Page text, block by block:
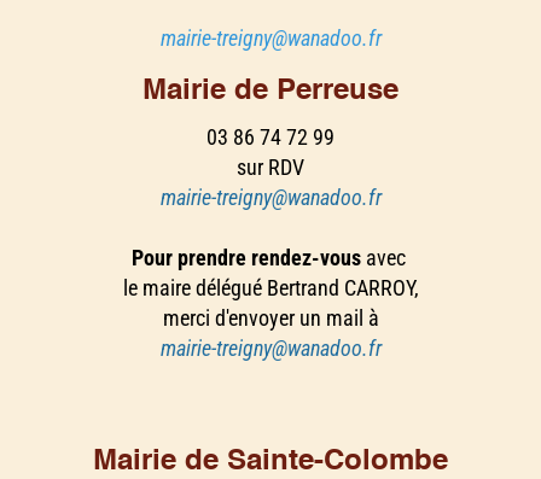
mairie-treigny@wanadoo.fr
Mairie de Perreuse
03 86 74 72 99
sur RDV
mairie-treigny@wanadoo.fr
Pour prendre rendez-vous avec
le maire délégué Bertrand CARROY,
merci d'envoyer un mail à
mairie-treigny@wanadoo.fr
Mairie de Sainte-Colombe